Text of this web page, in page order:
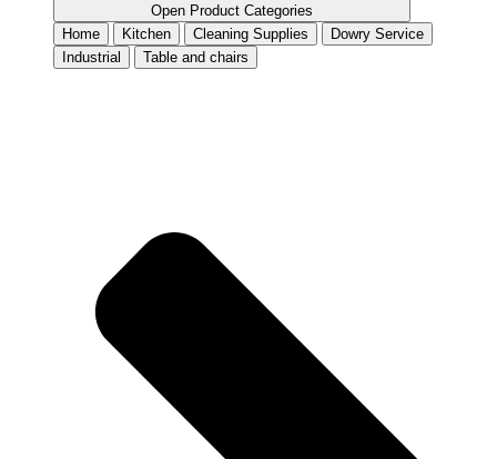
Open Product Categories
Home
Kitchen Cleaning Supplies
Dowry Service
Industrial
Table and chairs